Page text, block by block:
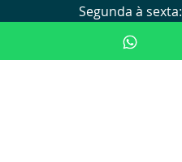
Segunda à sexta:
das 8h às 18h
Sábados: